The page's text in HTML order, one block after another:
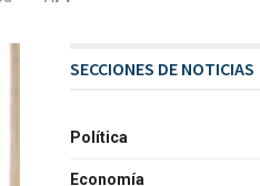
SECCIONES DE NOTICIAS
Política
Economía